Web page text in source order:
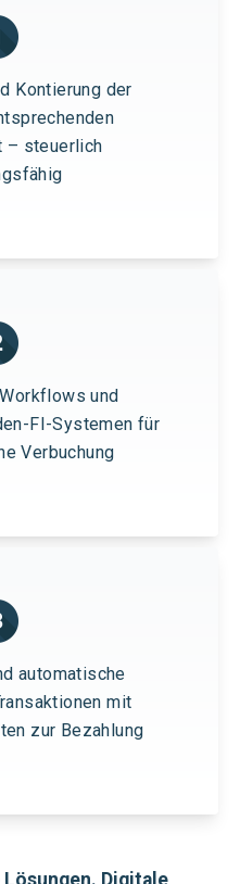
Kontierung der
– steuerlich
und
FI-Systemen für
Verbuchung
automatische
mit
zur Bezahlung
. Digitale